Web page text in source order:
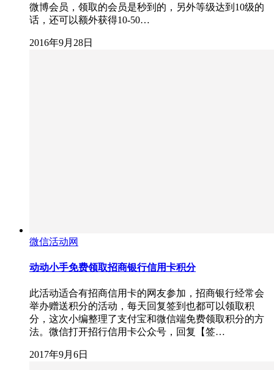
微博会员，领取的会员是秒到的，另外等级达到10级的
话，还可以额外获得10-50…
2016年9月28日
微信活动网
动动小手免费领取招商银行信用卡积分
此活动适合有招商信用卡的网友参加，招商银行经常会
举办赠送积分的活动，每天回复签到也都可以领取积
分，这次小编整理了支付宝和微信端免费领取积分的方
法。微信打开招行信用卡公众号，回复【签…
2017年9月6日